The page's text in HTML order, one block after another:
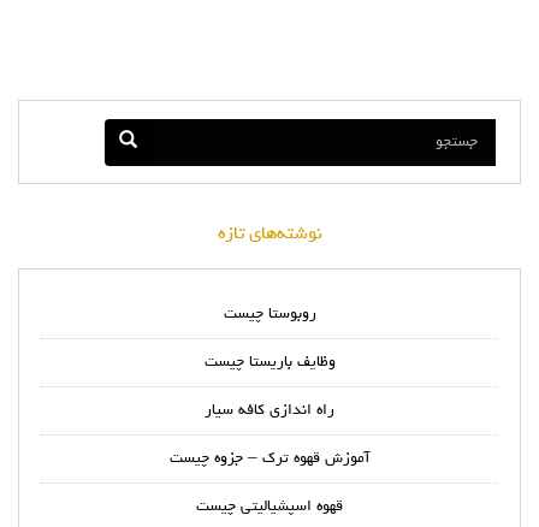
نوشته‌های تازه
روبوستا چیست
وظایف باریستا چیست
راه اندازی کافه سیار
آموزش قهوه ترک – جزوه چیست
قهوه اسپشیالیتی چیست